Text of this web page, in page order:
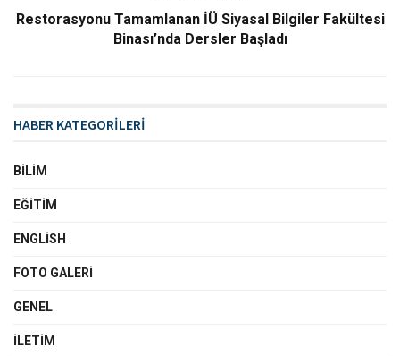
Restorasyonu Tamamlanan İÜ Siyasal Bilgiler Fakültesi
Binası’nda Dersler Başladı
HABER KATEGORİLERİ
BILIM
EĞITIM
ENGLISH
FOTO GALERI
GENEL
İLETIM